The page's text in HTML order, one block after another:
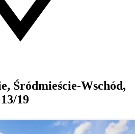
Śródmieście-Wschód,
19